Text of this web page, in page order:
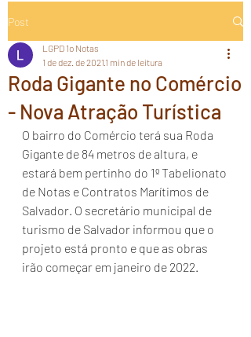
Post
Roda Gigante no Comércio
- Nova Atração Turística
LGPD 1o Notas
1 de dez. de 2021 1 min de leitura
O bairro do Comércio terá sua Roda
Gigante de 84 metros de altura, e
estará bem pertinho do 1º Tabelionato
de Notas e Contratos Marítimos de
Salvador. O secretário municipal de
turismo de Salvador informou que o
projeto está pronto e que as obras
irão começar em janeiro de 2022.